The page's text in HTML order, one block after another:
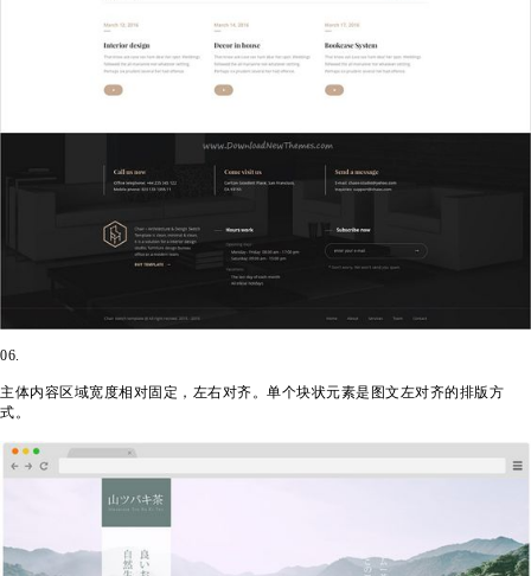
06.
主体内容区域宽度相对固定，左右对齐。单个块状元素是图文左对齐的排版方
式。